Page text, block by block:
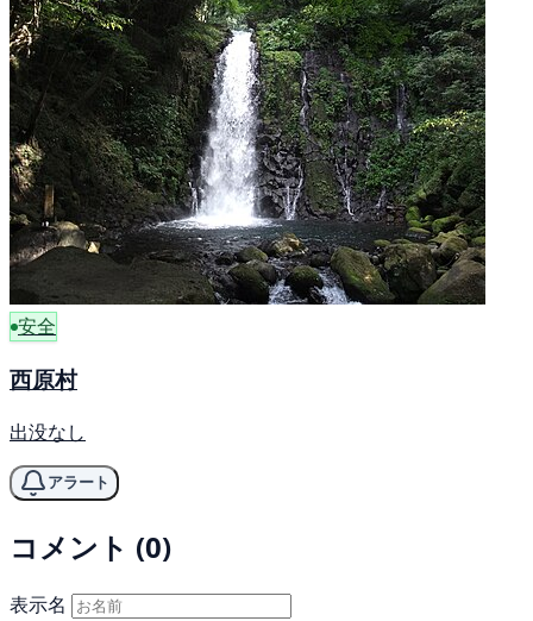
安全
西原村
出没なし
アラート
コメント (0)
表示名